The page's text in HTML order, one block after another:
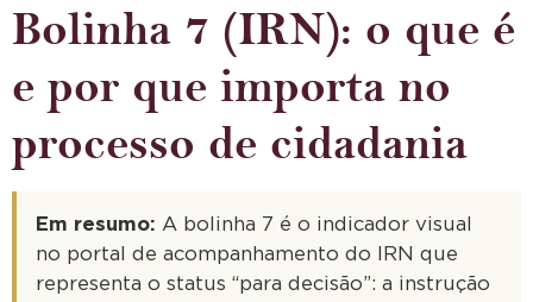
Bolinha 7 (IRN): o que é
e por que importa no
processo de cidadania
Em resumo: A bolinha 7 é o indicador visual
no portal de acompanhamento do IRN que
representa o status “para decisão”: a instrução